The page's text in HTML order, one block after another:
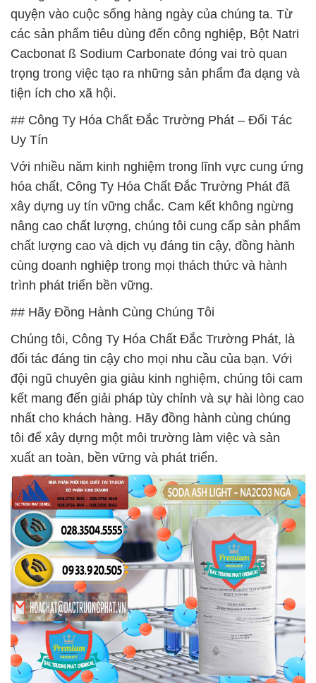
quyện vào cuộc sống hàng ngày của chúng ta. Từ
các sản phẩm tiêu dùng đến công nghiệp, Bột Natri
Cacbonat ß Sodium Carbonate đóng vai trò quan
trọng trong việc tạo ra những sản phẩm đa dạng và
tiện ích cho xã hội.
## Công Ty Hóa Chất Đắc Trường Phát – Đối Tác
Uy Tín
Với nhiều năm kinh nghiệm trong lĩnh vực cung ứng
hóa chất, Công Ty Hóa Chất Đắc Trường Phát đã
xây dựng uy tín vững chắc. Cam kết không ngừng
nâng cao chất lượng, chúng tôi cung cấp sản phẩm
chất lượng cao và dịch vụ đáng tin cậy, đồng hành
cùng doanh nghiệp trong mọi thách thức và hành
trình phát triển bền vững.
## Hãy Đồng Hành Cùng Chúng Tôi
Chúng tôi, Công Ty Hóa Chất Đắc Trường Phát, là
đối tác đáng tin cậy cho mọi nhu cầu của bạn. Với
đội ngũ chuyên gia giàu kinh nghiệm, chúng tôi cam
kết mang đến giải pháp tùy chỉnh và sự hài lòng cao
nhất cho khách hàng. Hãy đồng hành cùng chúng
tôi để xây dựng một môi trường làm việc và sản
xuất an toàn, bền vững và phát triển.